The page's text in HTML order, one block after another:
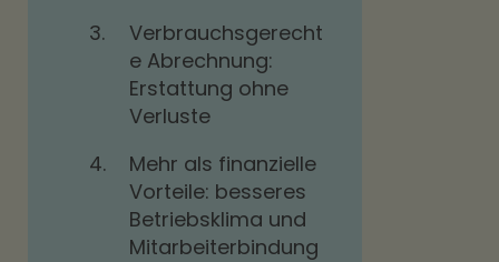
3.
Verbrauchsgerecht
e Abrechnung:
Erstattung ohne
Verluste
4.
Mehr als finanzielle
Vorteile: besseres
Betriebsklima und
Mitarbeiterbindung